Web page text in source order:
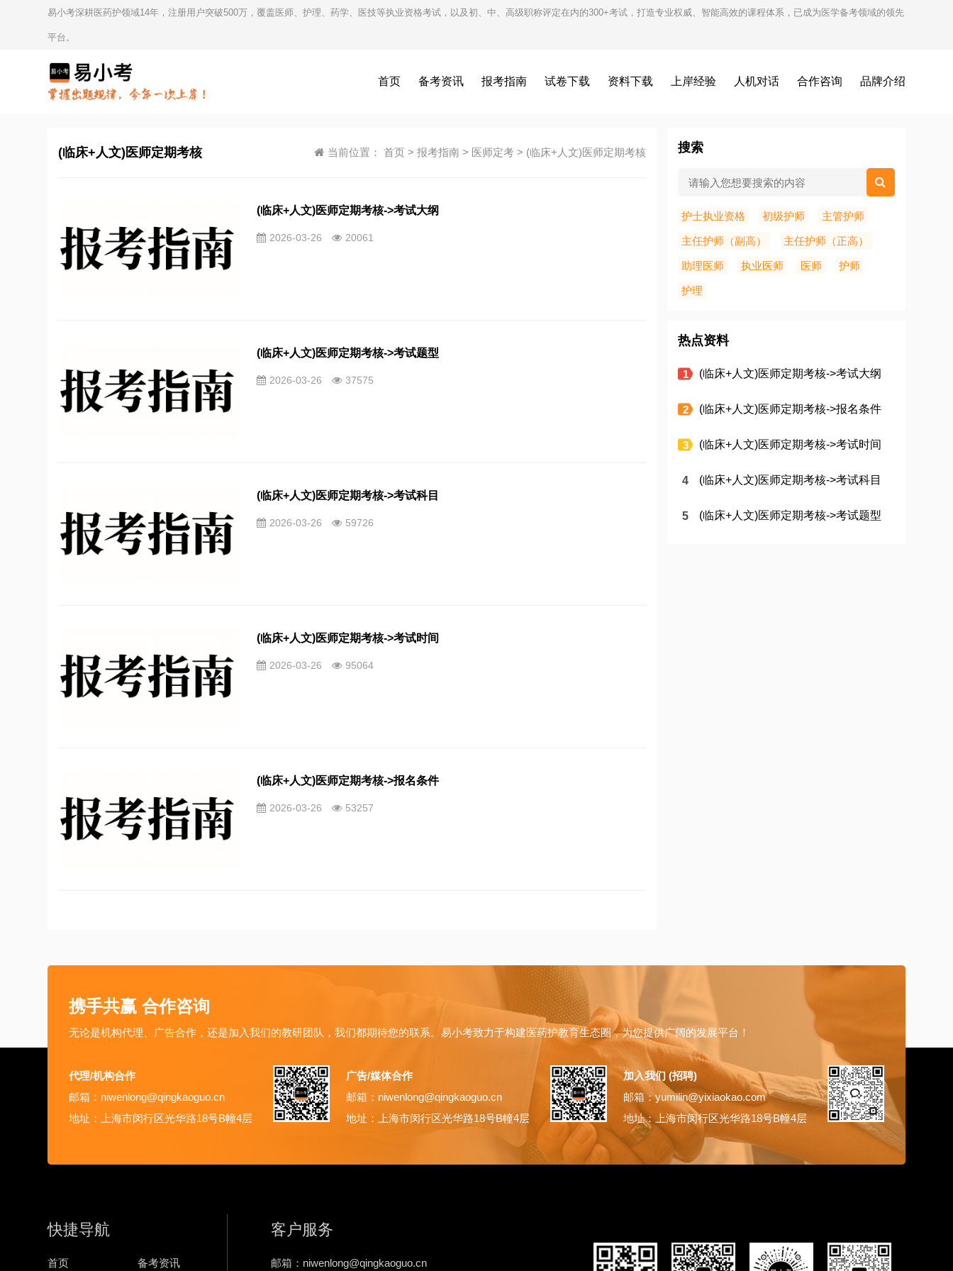
易小考深耕医药护领域14年，注册用户突破500万，覆盖医师、护理、药学、医技等执业资格考试，以及初、中、高级职称评定在内的300+考试，打造专业权威、智能高效的课程体系，已成为医学备考领域的领先
平台。
首页 备考资讯 报考指南 试卷下载 资料下载 上岸经验 人机对话 合作咨询 品牌介绍
(临床+人文)医师定期考核 当前位置： 首页 > 报考指南 > 医师定考 > (临床+人文)医师定期考核
(临床+人文)医师定期考核->考试大纲
2026-03-26 20061
(临床+人文)医师定期考核->考试题型
2026-03-26 37575
(临床+人文)医师定期考核->考试科目
2026-03-26 59726
(临床+人文)医师定期考核->考试时间
2026-03-26 95064
(临床+人文)医师定期考核->报名条件
2026-03-26 53257
搜索
护士执业资格 初级护师 主管护师
主任护师（副高） 主任护师（正高）
助理医师 执业医师 医师 护师
护理
热点资料
(临床+人文)医师定期考核->考试大纲
(临床+人文)医师定期考核->报名条件
(临床+人文)医师定期考核->考试时间
(临床+人文)医师定期考核->考试科目
(临床+人文)医师定期考核->考试题型
携手共赢 合作咨询
无论是机构代理、广告合作，还是加入我们的教研团队，我们都期待您的联系。易小考致力于构建医药护教育生态圈，为您提供广阔的发展平台！
代理/机构合作
邮箱：niwenlong@qingkaoguo.cn
地址：上海市闵行区光华路18号B幢4层
广告/媒体合作
邮箱：niwenlong@qingkaoguo.cn
地址：上海市闵行区光华路18号B幢4层
加入我们 (招聘)
邮箱：yumilin@yixiaokao.com
地址：上海市闵行区光华路18号B幢4层
快捷导航
首页 备考资讯
客户服务
邮箱：niwenlong@qingkaoguo.cn